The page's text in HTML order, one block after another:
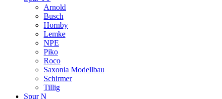
Arnold
Busch
Hornby
Lemke
NPE
Piko
Roco
Saxonia Modellbau
Schirmer
Tillig
Spur N